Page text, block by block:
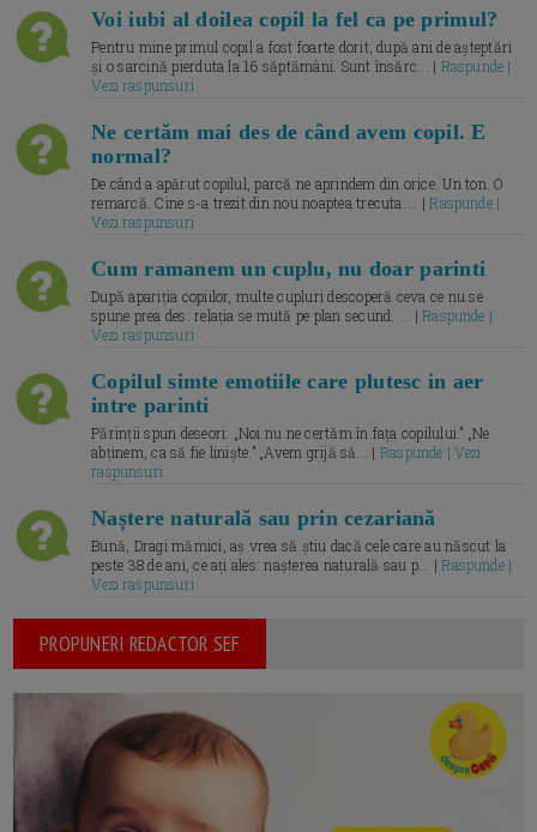
Voi iubi al doilea copil la fel ca pe primul?
Pentru mine primul copil a fost foarte dorit, după ani de așteptări
și o sarcină pierduta la 16 săptămâni. Sunt însărc... | Raspunde |
Vezi raspunsuri
Ne certăm mai des de când avem copil. E
normal?
De când a apărut copilul, parcă ne aprindem din orice. Un ton. O
remarcă. Cine s-a trezit din nou noaptea trecuta.... |Raspunde |
Vezi raspunsuri
Cum ramanem un cuplu, nu doar parinti
După apariția copiilor, multe cupluri descoperă ceva ce nu se
spune prea des: relația se mută pe plan secund. ... |Raspunde |
Vezi raspunsuri
Copilul simte emotiile care plutesc in aer
intre parinti
Părinții spun deseori: „Noi nu ne certăm în fața copilului.” „Ne
abținem, ca să fie liniște.” „Avem grijă să... | Raspunde | Vezi
raspunsuri
Naștere naturală sau prin cezariană
Bună, Dragi mămici, aș vrea să știu dacă cele care au născut la
peste 38 de ani, ce ați ales: nașterea naturală sau p... |Raspunde |
Vezi raspunsuri
PROPUNERI REDACTOR SEF